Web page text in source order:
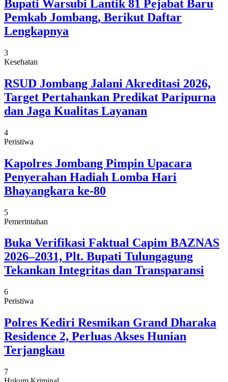
Bupati Warsubi Lantik 81 Pejabat Baru
Pemkab Jombang, Berikut Daftar
Lengkapnya
3
Kesehatan
RSUD Jombang Jalani Akreditasi 2026,
Target Pertahankan Predikat Paripurna
dan Jaga Kualitas Layanan
4
Peristiwa
Kapolres Jombang Pimpin Upacara
Penyerahan Hadiah Lomba Hari
Bhayangkara ke-80
5
Pemerintahan
Buka Verifikasi Faktual Capim BAZNAS
2026–2031, Plt. Bupati Tulungagung
Tekankan Integritas dan Transparansi
6
Peristiwa
Polres Kediri Resmikan Grand Dharaka
Residence 2, Perluas Akses Hunian
Terjangkau
7